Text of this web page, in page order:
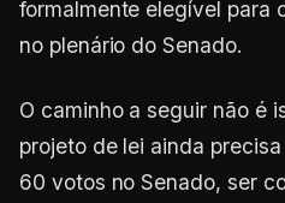
formalmente elegível para
no plenário do Senado.
O caminho a seguir não é
projeto de lei ainda
60 votos no Senado, ser